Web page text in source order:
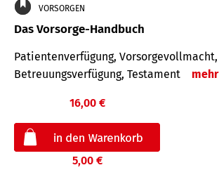
VORSORGEN
Das Vorsorge-Handbuch
Patientenverfügung, Vorsorgevollmacht,
Betreuungsverfügung, Testament
mehr
16,00 €
5,00 €